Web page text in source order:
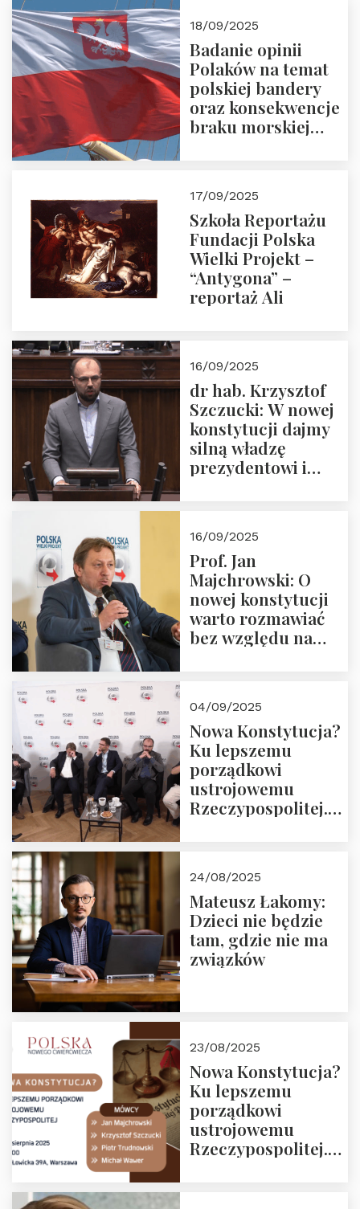
18/09/2025
Badanie opinii
Polaków na temat
polskiej bandery
oraz konsekwencje
braku morskiej
17/09/2025
Szkoła Reportażu
Fundacji Polska
Wielki Projekt –
“Antygona” –
reportaż Ali
16/09/2025
dr hab. Krzysztof
Szczucki: W nowej
konstytucji dajmy
silną władzę
prezydentowi i
16/09/2025
Prof. Jan
Majchrowski: O
nowej konstytucji
warto rozmawiać
bez względu na
04/09/2025
Nowa Konstytucja?
Ku lepszemu
porządkowi
ustrojowemu
Rzeczypospolitej.
24/08/2025
Mateusz Łakomy:
Dzieci nie będzie
tam, gdzie nie ma
związków
23/08/2025
Nowa Konstytucja?
Ku lepszemu
porządkowi
ustrojowemu
Rzeczypospolitej.